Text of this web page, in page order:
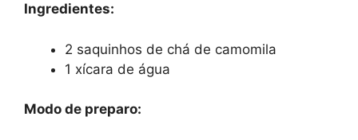
Ingredientes:
2 saquinhos de chá de camomila
1 xícara de água
Modo de preparo: